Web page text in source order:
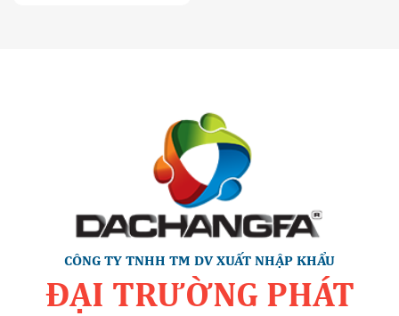
CÔNG TY TNHH TM DV XUẤT NHẬP KHẨU
ĐẠI TRƯỜNG PHÁT